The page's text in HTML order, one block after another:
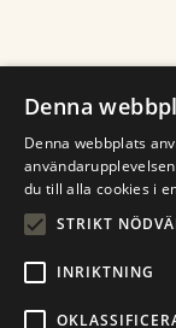
Mer
Historia
Kontakt
Hitta till Kosta
Denna
Denna webbplats
du till alla cookies i
STRIKT
INRIKTNING